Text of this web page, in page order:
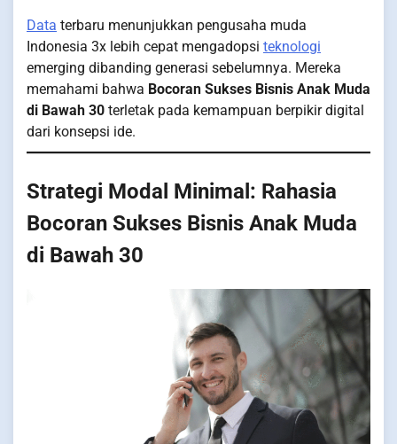
Data terbaru menunjukkan pengusaha muda
Indonesia 3x lebih cepat mengadopsi teknologi
emerging dibanding generasi sebelumnya. Mereka
memahami bahwa Bocoran Sukses Bisnis Anak Muda
di Bawah 30 terletak pada kemampuan berpikir digital
dari konsepsi ide.
Strategi Modal Minimal: Rahasia
Bocoran Sukses Bisnis Anak Muda
di Bawah 30